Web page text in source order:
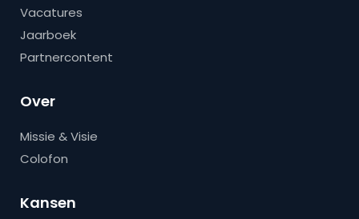
Vacatures
Jaarboek
Partnercontent
Over
Missie & Visie
Colofon
Kansen